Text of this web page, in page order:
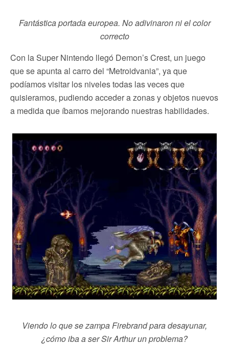
Fantástica portada europea. No adivinaron ni el color
correcto
Con la Super Nintendo llegó Demon’s Crest, un juego
que se apunta al carro del “Metroidvania”, ya que
podíamos visitar los niveles todas las veces que
quisieramos, pudiendo acceder a zonas y objetos nuevos
a medida que íbamos mejorando nuestras habilidades.
Viendo lo que se zampa Firebrand para desayunar,
¿cómo iba a ser Sir Arthur un problema?